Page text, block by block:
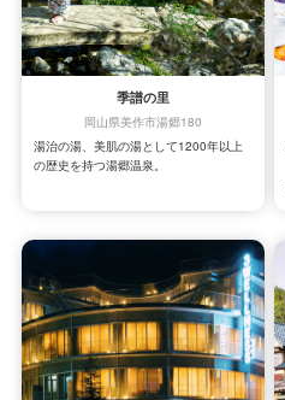
季譜の里
岡山県美作市湯郷180
湯治の湯、美肌の湯として1200年以上
の歴史を持つ湯郷温泉。
ど。
また、館内至る所に活けられた季節の
花、色鮮やかな旬の料理、これは当館の
自慢。
湯治の湯、美肌の湯で体と肌を癒し、花
と料理で心を癒す。